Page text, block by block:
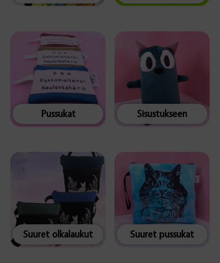
Pussukat Sisustukseen
Suuret olkalaukut Suuret pussukat